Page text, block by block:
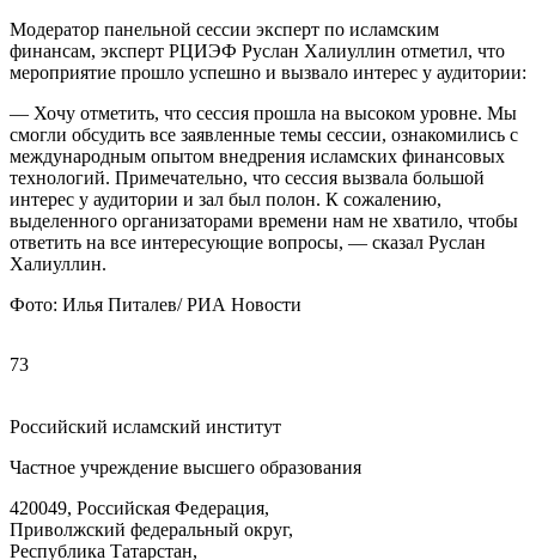
Модератор панельной сессии эксперт по исламским
финансам, эксперт РЦИЭФ Руслан Халиуллин отметил, что
мероприятие прошло успешно и вызвало интерес у аудитории:
— Хочу отметить, что сессия прошла на высоком уровне. Мы
смогли обсудить все заявленные темы сессии, ознакомились с
международным опытом внедрения исламских финансовых
технологий. Примечательно, что сессия вызвала большой
интерес у аудитории и зал был полон. К сожалению,
выделенного организаторами времени нам не хватило, чтобы
ответить на все интересующие вопросы, — сказал Руслан
Халиуллин.
Фото: Илья Питалев/ РИА Новости
73
Российский исламский институт
Частное учреждение высшего образования
420049, Российская Федерация,
Приволжский федеральный округ,
Республика Татарстан,